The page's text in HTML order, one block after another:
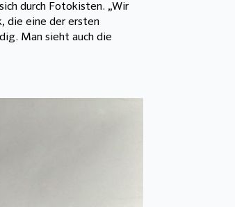
durch Fotokisten. „Wir
die eine der ersten
Man sieht auch die